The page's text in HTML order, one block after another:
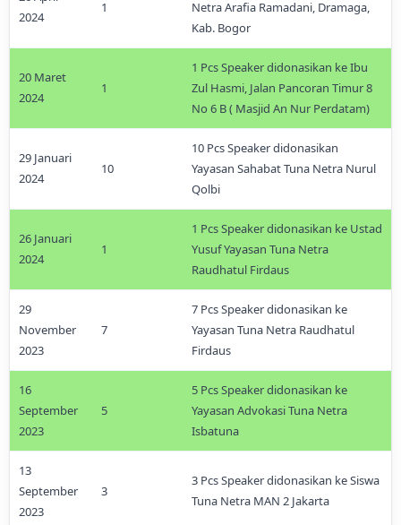
2024
1
Netra Arafia Ramadani, Dramaga,
Kab. Bogor
20 Maret
2024
1
1 Pcs Speaker didonasikan ke Ibu
Zul Hasmi, Jalan Pancoran Timur 8
No 6 B ( Masjid An Nur Perdatam)
29 Januari
2024
10
10 Pcs Speaker didonasikan
Yayasan Sahabat Tuna Netra Nurul
Qolbi
26 Januari
2024
1
1 Pcs Speaker didonasikan ke Ustad
Yusuf Yayasan Tuna Netra
Raudhatul Firdaus
29
November
2023
7
7 Pcs Speaker didonasikan ke
Yayasan Tuna Netra Raudhatul
Firdaus
16
September
2023
5
5 Pcs Speaker didonasikan ke
Yayasan Advokasi Tuna Netra
Isbatuna
13
September
2023
3
3 Pcs Speaker didonasikan ke Siswa
Tuna Netra MAN 2 Jakarta